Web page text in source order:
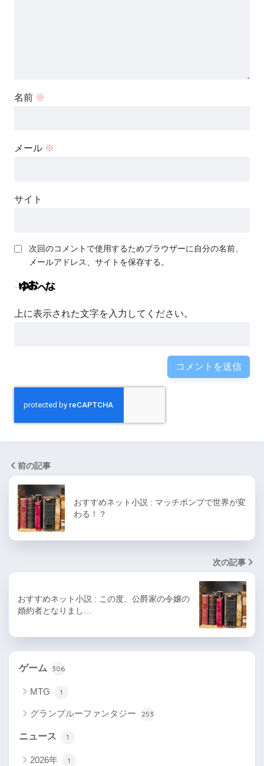
名前 ※
メール ※
サイト
次回のコメントで使用するためブラウザーに自分の名前、
メールアドレス、サイトを保存する。
上に表示された文字を入力してください。
前の記事
おすすめネット小説 : マッチポンプで世界が変
わる！？
次の記事
おすすめネット小説 : この度、公爵家の令嬢の
婚約者となりまし…
ゲーム 306
MTG 1
グランブルーファンタジー 253
ニュース 1
2026年 1